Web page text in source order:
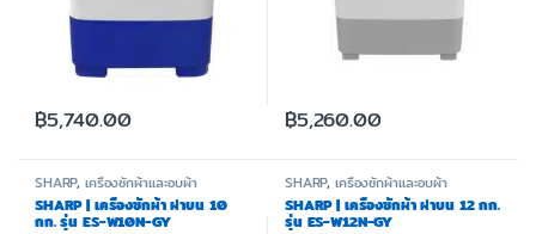
฿5,740.00 ฿5,260.00
SHARP,เครื่องซักผ้าและอบผ้า
SHARP | เครื่องซักผ้า ฝาบน 10
กก. รุ่น ES-W10N-GY
SHARP,เครื่องซักผ้าและอบผ้า
SHARP | เครื่องซักผ้า ฝาบน 12 กก.
รุ่น ES-W12N-GY